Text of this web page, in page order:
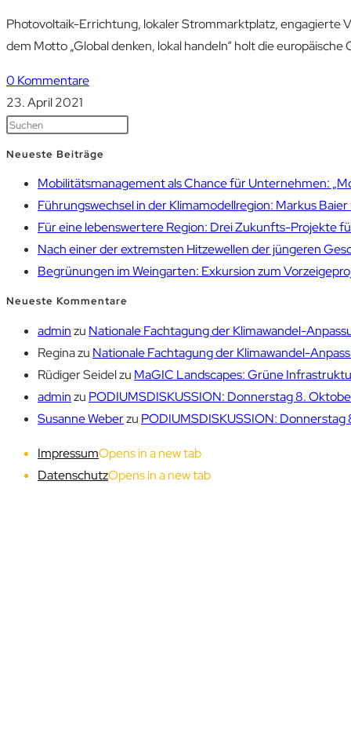
Photovoltaik-Errichtung, lokaler Strommarktplatz, engagierte
dem Motto „Global denken, lokal handeln“ holt die
0 Kommentare
23. April 2021
Neueste Beiträge
Mobilitätsmanagement als Chance für Unternehmen:
Führungswechsel in der Klimamodellregion: Markus
Für eine lebenswertere Region: Drei Zukunfts-Projekte
Nach einer der extremsten Hitzewellen der jüngeren
Begrünungen im Weingarten: Exkursion zum
Neueste Kommentare
adminzu Nationale Fachtagung der Klimawandel-
Reginazu Nationale Fachtagung der Klimawandel-
Rüdiger Seidelzu MaGIC Landscapes: Grüne
adminzu PODIUMSDISKUSSION: Donnerstag 8.
Susanne Weberzu PODIUMSDISKUSSION: Donnerstag
ImpressumOpens in a new tab
DatenschutzOpens in a new tab